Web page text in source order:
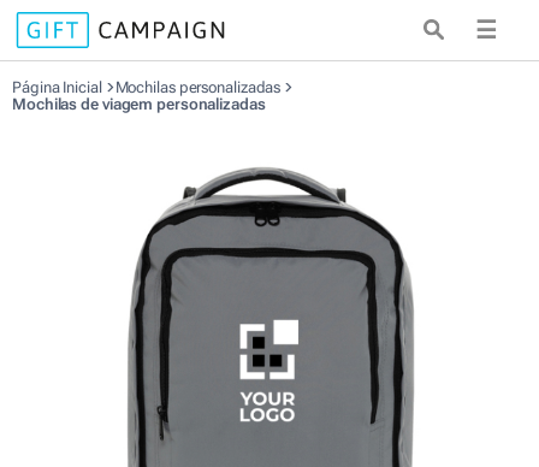
☰
Página Inicial
Mochilas personalizadas
Mochilas de viagem personalizadas